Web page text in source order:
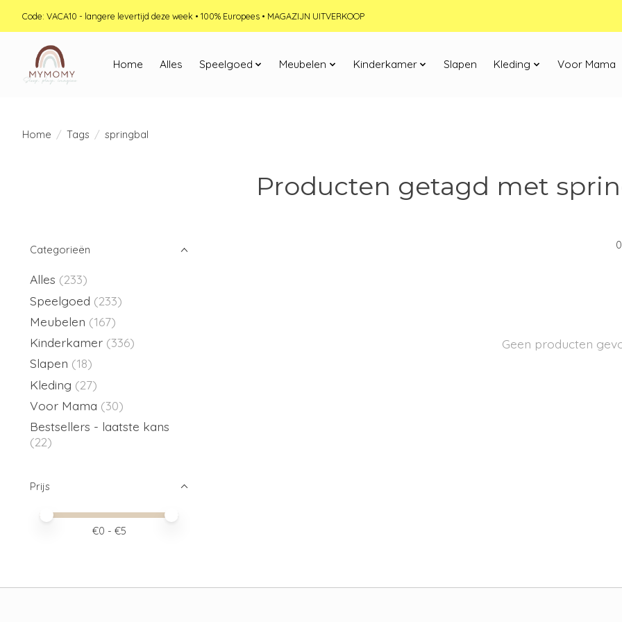
Code: VACA10 - langere levertijd deze week • 100% Europees • MAGAZIJN UITVERKOOP
Home Alles Speelgoed Meubelen Kinderkamer Slapen Kleding Voor Mama
Home / Tags / springbal
Producten getagd met
Categorieën
Alles (233)
Speelgoed (233)
Meubelen (167)
Kinderkamer (336)
Slapen (18)
Kleding (27)
Voor Mama (30)
Bestsellers - laatste kans
(22)
Prijs
Minimale prijswaarde
Price maximum value
€0 - €5
Geen producten